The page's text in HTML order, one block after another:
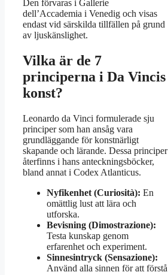
Den förvaras i Gallerie
dell’Accademia i Venedig och visas
endast vid särskilda tillfällen på grund
av ljuskänslighet.
Vilka är de 7
principerna i Da Vincis
konst?
Leonardo da Vinci formulerade sju
principer som han ansåg vara
grundläggande för konstnärligt
skapande och lärande. Dessa principer
återfinns i hans anteckningsböcker,
bland annat i Codex Atlanticus.
Nyfikenhet (Curiosità): En
omättlig lust att lära och
utforska.
Bevisning (Dimostrazione):
Testa kunskap genom
erfarenhet och experiment.
Sinnesintryck (Sensazione):
Använd alla sinnen för att förstå